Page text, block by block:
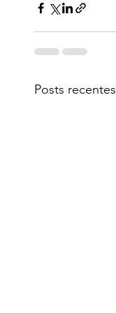
Posts recentes